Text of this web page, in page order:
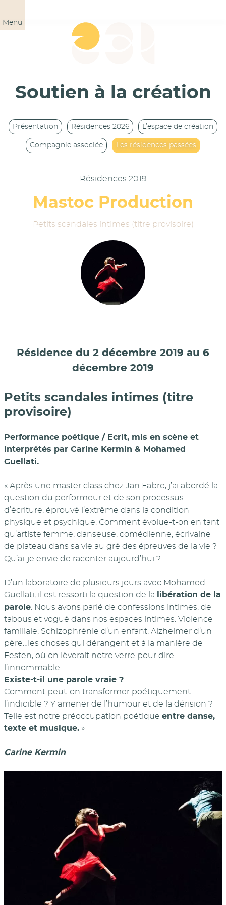
Panneau de gestion des cookies
Menu
Soutien à la création
Présentation Résidences 2026 L’espace de création
Compagnie associée Les résidences passées
Résidences 2019
Mastoc Production
Petits scandales intimes (titre provisoire)
Résidence du 2 décembre 2019 au 6
décembre 2019
Petits scandales intimes (titre
provisoire)
Performance poétique / Ecrit, mis en scène et
interprétés par Carine Kermin & Mohamed
Guellati.
« Après une master class chez Jan Fabre, j’ai abordé la
question du performeur et de son processus
d’écriture, éprouvé l’extrême dans la condition
physique et psychique. Comment évolue-t-on en tant
qu’artiste femme, danseuse, comédienne, écrivaine
de plateau dans sa vie au gré des épreuves de la vie ?
Qu’ai-je envie de raconter aujourd’hui ?
D’un laboratoire de plusieurs jours avec Mohamed
Guellati, il est ressorti la question de la
libération de la
parole . Nous avons parlé de confessions intimes, de
tabous et vogué dans nos espaces intimes. Violence
familiale, Schizophrénie d’un enfant, Alzheimer d’un
père…les choses qui dérangent et à la manière de
Festen, où on lèverait notre verre pour dire
l’innommable.
Existe-t-il une parole vraie ?
Comment peut-on transformer poétiquement
l’indicible ? Y amener de l’humour et de la dérision ?
Telle est notre préoccupation poétique entre danse,
texte et musique. »
Carine Kermin